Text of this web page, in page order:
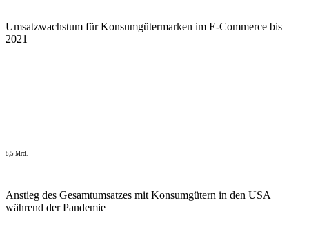
Umsatzwachstum für Konsumgütermarken im E-Commerce bis
2021
8,5 Mrd.
Anstieg des Gesamtumsatzes mit Konsumgütern in den USA
während der Pandemie